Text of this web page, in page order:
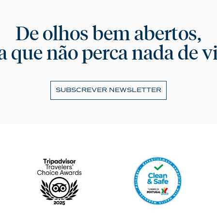
De olhos bem abertos,
que não perca nada de
SUBSCREVER NEWSLETTER